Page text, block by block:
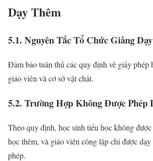
Dạy Thêm
5.1. Nguyên Tắc Tổ Chức Giảng Dạy
Đảm bảo tuân thủ các quy định về giấy phép
giáo viên và cơ sở vật chất.
5.2. Trường Hợp Không Được Phép
Theo quy định, học sinh tiểu học không
học thêm, và giáo viên công lập chỉ được
phép.